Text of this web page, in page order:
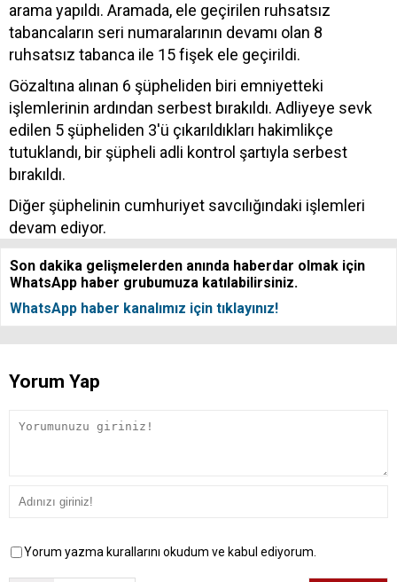
arama yapıldı. Aramada, ele geçirilen ruhsatsız
tabancaların seri numaralarının devamı olan 8
ruhsatsız tabanca ile 15 fişek ele geçirildi.
Gözaltına alınan 6 şüpheliden biri emniyetteki
işlemlerinin ardından serbest bırakıldı. Adliyeye sevk
edilen 5 şüpheliden 3'ü çıkarıldıkları hakimlikçe
tutuklandı, bir şüpheli adli kontrol şartıyla serbest
bırakıldı.
Diğer şüphelinin cumhuriyet savcılığındaki işlemleri
devam ediyor.
Son dakika gelişmelerden anında haberdar olmak için
WhatsApp haber grubumuza katılabilirsiniz.
WhatsApp haber kanalımız için tıklayınız!
Yorum Yap
Yorum yazma kurallarını okudum ve kabul ediyorum.